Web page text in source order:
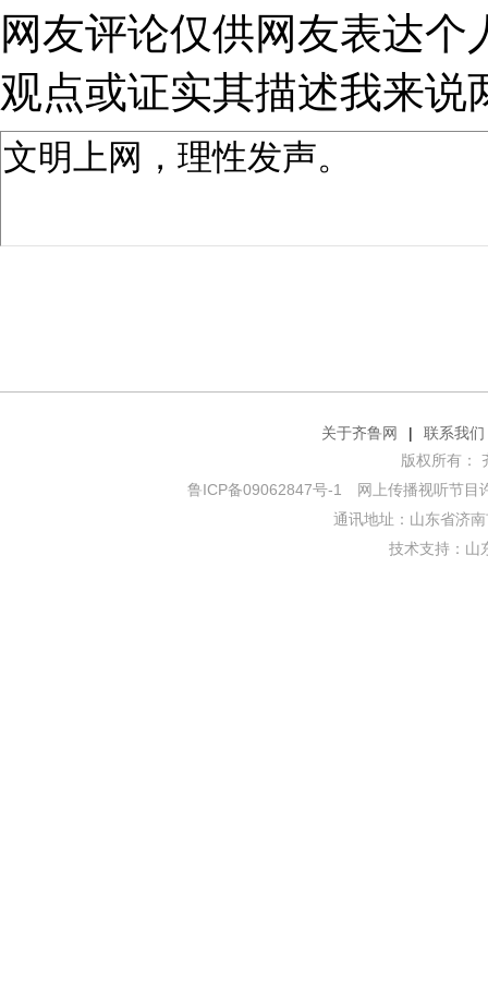
网友评论仅供网友表达
观点或证实其描述我来说
关于齐鲁网 |
联系我们
版权所有：
鲁ICP备09062847号-1
网上传播视听节目
通讯地址：山东省济
技术支持： 山